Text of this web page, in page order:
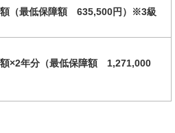
（最低保障額 635,500円）※3級
×2年分（最低保障額 1,271,000